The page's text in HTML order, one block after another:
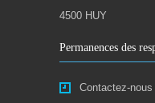
4500 HUY
Permanences des
Contactez-